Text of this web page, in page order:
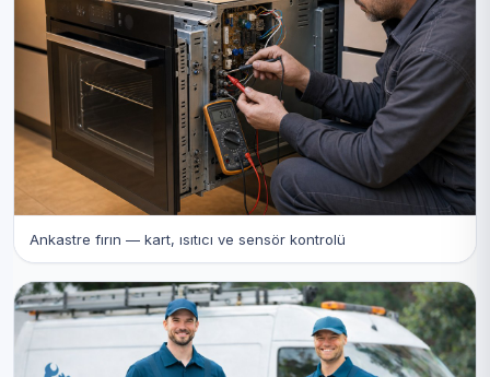
Ankastre fırın — kart, ısıtıcı ve sensör kontrolü